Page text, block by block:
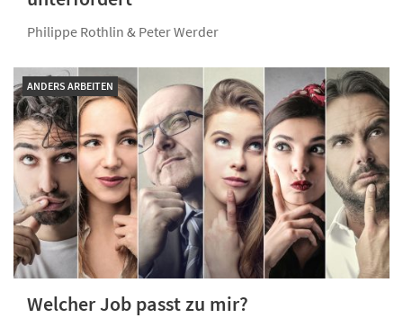
Philippe Rothlin & Peter Werder
ANDERS ARBEITEN
Welcher Job passt zu mir?